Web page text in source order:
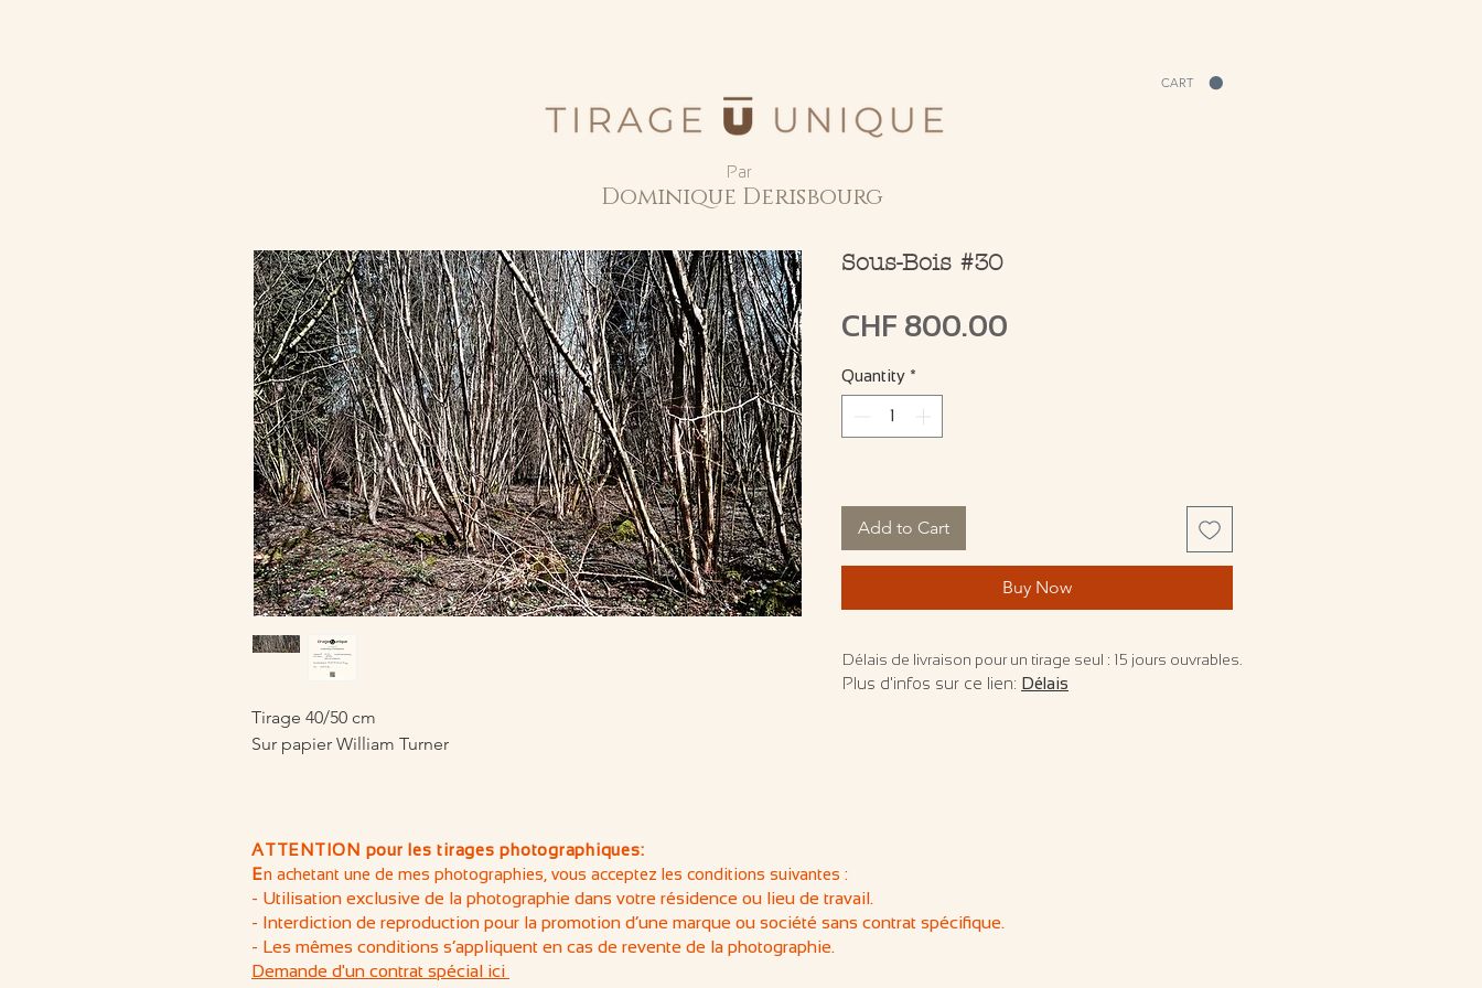
CART
Tirage 40/50 cm
Sur papier William Turner
Sous-Bois #30
CHF 800.00
Quantity *
Add to Cart
Buy Now
ATTENTION pour les tirages photographiques:
En achetant une de mes photographies, vous acceptez les conditions suivantes :
- Utilisation exclusive de la photographie dans votre résidence ou lieu de travail.
- Interdiction de reproduction pour la promotion d’une marque ou société sans contrat spécifique.
- Les mêmes conditions s’appliquent en cas de revente de la photographie.
Demande d'un contrat spécial ici
Par
Dominique Derisbourg
Délais de livraison pour un tirage seul : 15 jours ouvrables.
Plus d'infos sur ce lien: Délais